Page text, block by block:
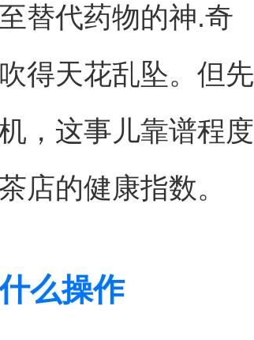
替代药物的神.奇
得天花乱坠。但先
，这事儿靠谱程度
店的健康指数。
么操作